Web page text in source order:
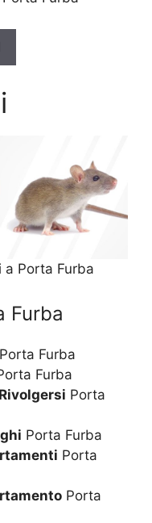
a Porta Furba
Furba
Porta Furba
Furba
Porta
Porta Furba
Porta
Porta